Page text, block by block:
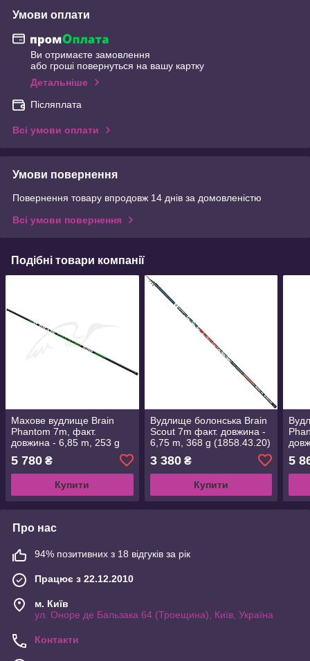
Умови оплати
Ви отримаєте замовлення
або гроші повернуться на вашу картку
Детальніше
Післяплата
Всі умови оплати
Умови повернення
Повернення товару впродовж 14 днів за домовленістю
Всі умови повернення
Подібні товари компанії
Махове вудлище Brain
Phantom 7m, факт.
довжина - 6,85 m, 253 g
5 780 ₴
Купити
Вудлище болонська Brain
Scout 7m факт. довжина -
6,75 m, 368 g (1858.43.20)
3 380₴
Купити
5
Про нас
94% позитивних з 18 відгуків за рік
Працює з 22.12.2010
м. Київ
ул. Оноре де Бальзака 64 (Троещина), Київ, Україна
Контакти